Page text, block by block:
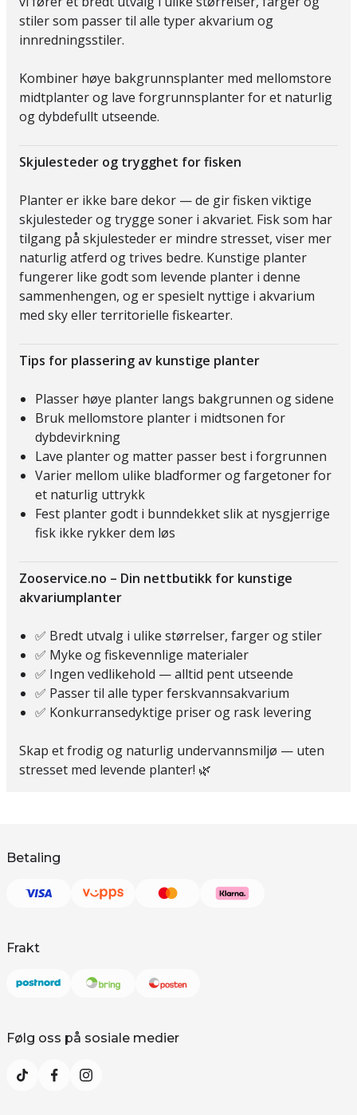
stiler som passer til alle typer akvarium og
innredningsstiler.
Kombiner høye bakgrunnsplanter med mellomstore
midtplanter og lave forgrunnsplanter for et naturlig
og dybdefullt utseende.
Skjulesteder og trygghet for fisken
Planter er ikke bare dekor — de gir fisken viktige
skjulesteder og trygge soner i akvariet. Fisk som har
tilgang på skjulesteder er mindre stresset, viser mer
naturlig atferd og trives bedre. Kunstige planter
fungerer like godt som levende planter i denne
sammenhengen, og er spesielt nyttige i akvarium
med sky eller territorielle fiskearter.
Tips for plassering av kunstige planter
Plasser høye planter langs bakgrunnen og sidene
Bruk mellomstore planter i midtsonen for
dybdevirkning
Lave planter og matter passer best i forgrunnen
Varier mellom ulike bladformer og fargetoner for
et naturlig uttrykk
Fest planter godt i bunndekket slik at nysgjerrige
fisk ikke rykker dem løs
Zooservice.no – Din nettbutikk for kunstige
akvariumplanter
✅ Bredt utvalg i ulike størrelser, farger og stiler
✅ Myke og fiskevennlige materialer
✅ Ingen vedlikehold — alltid pent utseende
✅ Passer til alle typer ferskvannsakvarium
✅ Konkurransedyktige priser og rask levering
Skap et frodig og naturlig undervannsmiljø — uten
stresset med levende planter! 🌿
Betaling
Frakt
Følg oss på sosiale medier